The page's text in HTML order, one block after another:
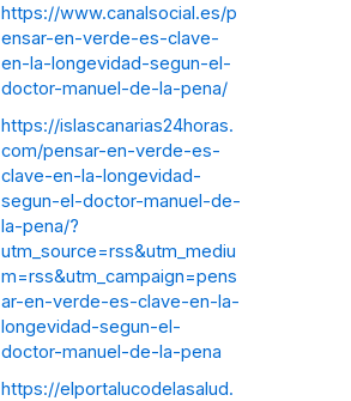
https://www.canalsocial.es/p
ensar-en-verde-es-clave-
en-la-longevidad-segun-el-
doctor-manuel-de-la-pena/
https://islascanarias24horas.
com/pensar-en-verde-es-
clave-en-la-longevidad-
segun-el-doctor-manuel-de-
la-pena/?
utm_source=rss&utm_mediu
m=rss&utm_campaign=pens
ar-en-verde-es-clave-en-la-
longevidad-segun-el-
doctor-manuel-de-la-pena
https://elportalucodelasalud.